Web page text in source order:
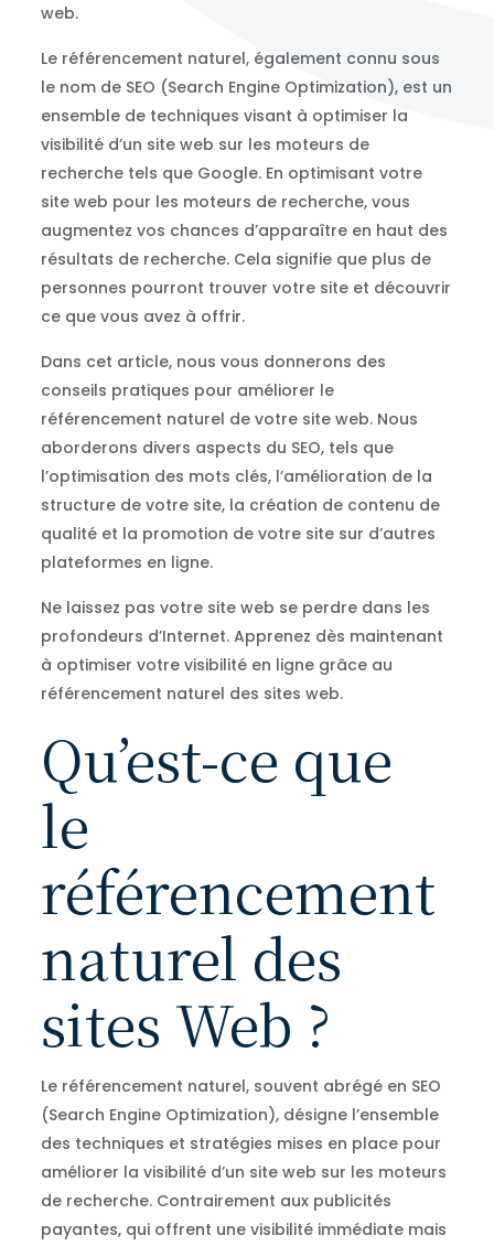
web.
Le référencement naturel, également connu sous
le nom de SEO (Search Engine Optimization), est un
ensemble de techniques visant à optimiser la
visibilité d’un site web sur les moteurs de
recherche tels que Google. En optimisant votre
site web pour les moteurs de recherche, vous
augmentez vos chances d’apparaître en haut des
résultats de recherche. Cela signifie que plus de
personnes pourront trouver votre site et découvrir
ce que vous avez à offrir.
Dans cet article, nous vous donnerons des
conseils pratiques pour améliorer le
référencement naturel de votre site web. Nous
aborderons divers aspects du SEO, tels que
l’optimisation des mots clés, l’amélioration de la
structure de votre site, la création de contenu de
qualité et la promotion de votre site sur d’autres
plateformes en ligne.
Ne laissez pas votre site web se perdre dans les
profondeurs d’Internet. Apprenez dès maintenant
à optimiser votre visibilité en ligne grâce au
référencement naturel des sites web.
Qu’est-ce que
le
référencement
naturel des
sites Web ?
Le référencement naturel, souvent abrégé en SEO
(Search Engine Optimization), désigne l’ensemble
des techniques et stratégies mises en place pour
améliorer la visibilité d’un site web sur les moteurs
de recherche. Contrairement aux publicités
payantes, qui offrent une visibilité immédiate mais